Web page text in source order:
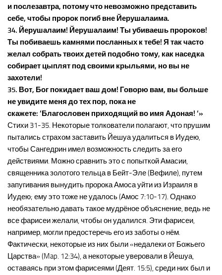
и послезавтра, потому что невозможно представить
себе, чтобы пророк погиб вне Йерушалаима.
34. Йерушалаим! Йерушалаим! Ты убиваешь пророков!
Ты побиваешь камнями посланных к тебе! Я так часто
желал собрать твоих детей подобно тому, как наседка
собирает цыплят под своими крыльями, но вы не
захотели!
35. Вот, Бог покидает ваш дом! Говорю вам, вы больше
не увидите меня до тех пор, пока не
скажете: ‘Благословен приходящий во имя Адоная! ‘»
Стихи 31-35. Некоторые толкователи полагают, что прушим
пытались страхом заставить Йешуа удалиться в Иудею,
чтобы Сангедрин имел возможность следить за его
действиями. Можно сравнить это с попыткой Амасии,
священника золотого тельца в Бейт-Эле (Вефиле), путем
запугивания вынудить пророка Амоса уйти из Израиля в
Иудею; ему это тоже не удалось (Амос 7:10-17). Однако
необязательно давать такое мудрёное объяснение, ведь не
все фарисеи желали, чтобы он удалился. Эти фарисеи,
например, могли предостеречь его из заботы о нём.
Фактически, некоторые из них были «недалеки от Божьего
Царства» (Map. 12:34), а некоторые уверовали в Йешуа,
оставаясь при этом фарисеями (Деят. 15:5), среди них был и